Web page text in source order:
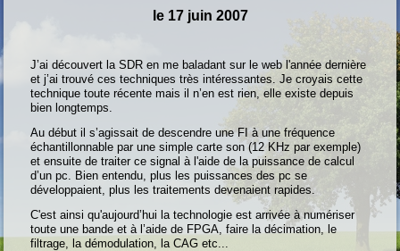
le 17 juin 2007
J’ai découvert la SDR en me baladant sur le web l'année dernière
et j’ai trouvé ces techniques très intéressantes. Je croyais cette
technique toute récente mais il n’en est rien, elle existe depuis
bien longtemps.
Au début il s’agissait de descendre une FI à une fréquence
échantillonnable par une simple carte son (12 KHz par exemple)
et ensuite de traiter ce signal à l'aide de la puissance de calcul
d’un pc. Bien entendu, plus les puissances des pc se
développaient, plus les traitements devenaient rapides.
C'est ainsi qu'aujourd’hui la technologie est arrivée à numériser
toute une bande et à l’aide de FPGA, faire la décimation, le
filtrage, la démodulation, la CAG etc...